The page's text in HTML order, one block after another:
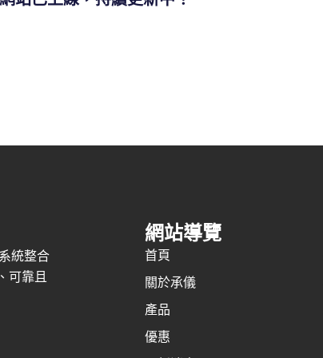
統整合
可靠且
網站導覽
首頁
關於承儀
產品
優惠